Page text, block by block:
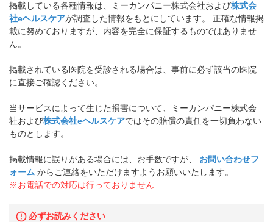
掲載している各種情報は、ミーカンパニー株式会社および株式会
社eヘルスケアが調査した情報をもとにしています。 正確な情報掲
載に努めておりますが、内容を完全に保証するものではありませ
ん。
掲載されている医院を受診される場合は、事前に必ず該当の医院
に直接ご確認ください。
当サービスによって生じた損害について、ミーカンパニー株式会
社および株式会社eヘルスケアではその賠償の責任を一切負わない
ものとします。
掲載情報に誤りがある場合には、お手数ですが、
お問い合わせフ
ォーム からご連絡をいただけますようお願いいたします。
※お電話での対応は行っておりません
必ずお読みください